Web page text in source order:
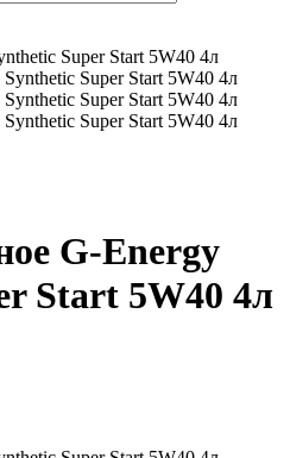
Super Start 5W40 4л
G-Energy
Start 5W40 4л